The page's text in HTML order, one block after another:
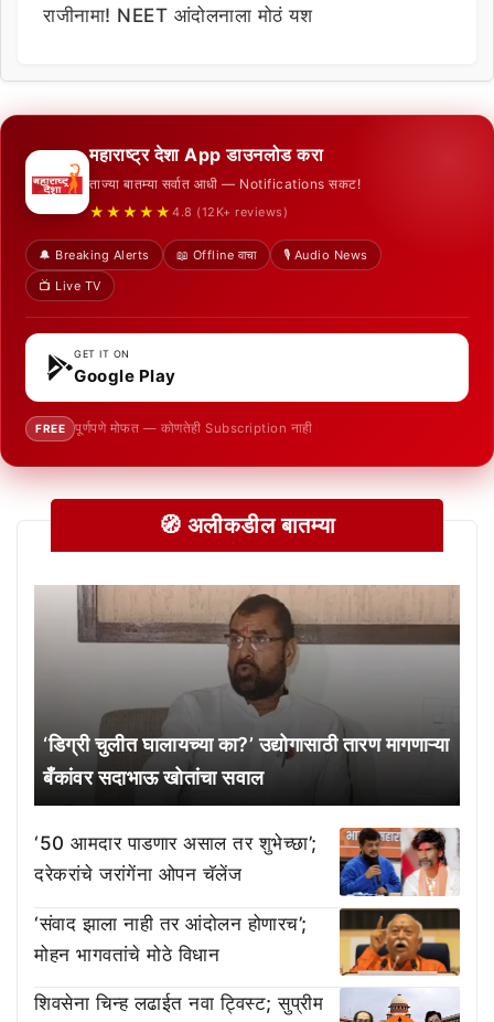
राजीनामा! NEET आंदोलनाला मोठं यश
महाराष्ट्र देशा App डाउनलोड करा
ताज्या बातम्या सर्वात आधी — Notifications सकट!
★★★★★ 4.8 (12K+ reviews)
🔔 Breaking Alerts 📖 Offline वाचा
🎙️ Audio News
📺 Live TV
GET IT ON
Google Play
FREE पूर्णपणे मोफत — कोणतेही Subscription नाही
🧭 अलीकडील बातम्या
‘डिग्री चुलीत घालायच्या का?’ उद्योगासाठी तारण मागणाऱ्या
बँकांवर सदाभाऊ खोतांचा सवाल
‘50 आमदार पाडणार असाल तर शुभेच्छा’;
दरेकरांचे जरांगेंना ओपन चॅलेंज
‘संवाद झाला नाही तर आंदोलन होणारच’;
मोहन भागवतांचे मोठे विधान
शिवसेना चिन्ह लढाईत नवा ट्विस्ट; सुप्रीम